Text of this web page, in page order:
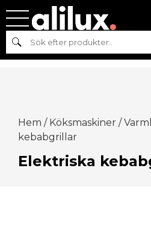
Sök
Hem / Köksmaskiner /
kebabgrillar
Elektriska